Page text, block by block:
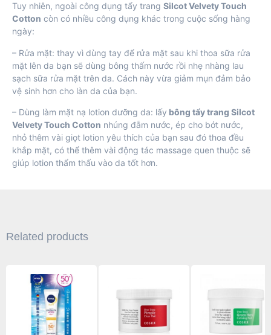
Tuy nhiên, ngoài công dụng tẩy trang Silcot Velvety Touch
Cotton còn có nhiều công dụng khác trong cuộc sống hàng
ngày:
– Rửa mặt: thay vì dùng tay để rửa mặt sau khi thoa sữa rửa
mặt lên da bạn sẽ dùng bông thấm nước rồi nhẹ nhàng lau
sạch sữa rửa mặt trên da. Cách này vừa giảm mụn đảm bảo
vệ sinh hơn cho làn da của bạn.
– Dùng làm mặt nạ lotion dưỡng da: lấy bông tẩy trang Silcot
Velvety Touch Cotton nhúng đẫm nước, ép cho bớt nước,
nhỏ thêm vài giọt lotion yêu thích của bạn sau đó thoa đều
khắp mặt, có thể thêm vài động tác massage quen thuộc sẽ
giúp lotion thẩm thấu vào da tốt hơn.
Related products